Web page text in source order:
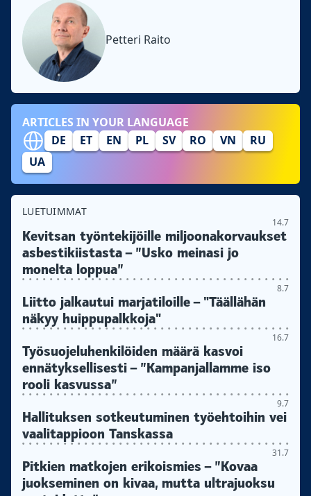
Petteri Raito
ARTICLES IN YOUR LANGUAGE
DE
ET EN PL SV RO VN
RU
UA
LUETUIMMAT
14.7
Kevitsan työntekijöille miljoonakorvaukset
asbestikiistasta – ”Usko meinasi jo
monelta loppua”
8.7
Liitto jalkautui marjatiloille – "Täällähän
näkyy huippupalkkoja"
16.7
Työsuojeluhenkilöiden määrä kasvoi
ennätyksellisesti – ”Kampanjallamme iso
rooli kasvussa”
9.7
Hallituksen sotkeutuminen työehtoihin vei
vaalitappioon Tanskassa
31.7
Pitkien matkojen erikoismies – ”Kovaa
juokseminen on kivaa, mutta ultrajuoksu